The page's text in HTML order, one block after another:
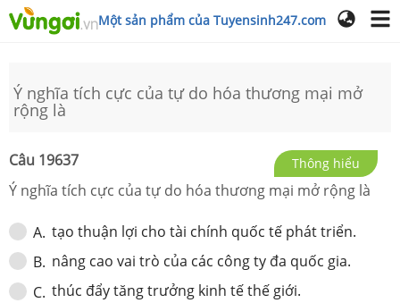
Một sản phẩm của Tuyensinh247.com
Ý nghĩa tích cực của tự do hóa thương mại mở
rộng là
Câu 19637 Thông hiểu
Ý nghĩa tích cực của tự do hóa thương mại mở rộng là
A. tạo thuận lợi cho tài chính quốc tế phát triển.
B. nâng cao vai trò của các công ty đa quốc gia.
C. thúc đẩy tăng trưởng kinh tế thế giới.